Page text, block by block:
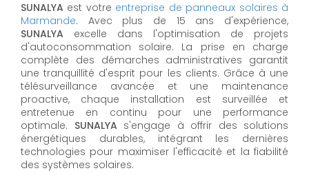
SUNALYA est votre entreprise de panneaux solaires à
Marmande. Avec plus de 15 ans d'expérience,
SUNALYA excelle dans l'optimisation de projets
d'autoconsommation solaire. La prise en charge
complète des démarches administratives garantit
une tranquillité d'esprit pour les clients. Grâce à une
télésurveillance avancée et une maintenance
proactive, chaque installation est surveillée et
entretenue en continu pour une performance
optimale. SUNALYA s'engage à offrir des solutions
énergétiques durables, intégrant les dernières
technologies pour maximiser l'efficacité et la fiabilité
des systèmes solaires.